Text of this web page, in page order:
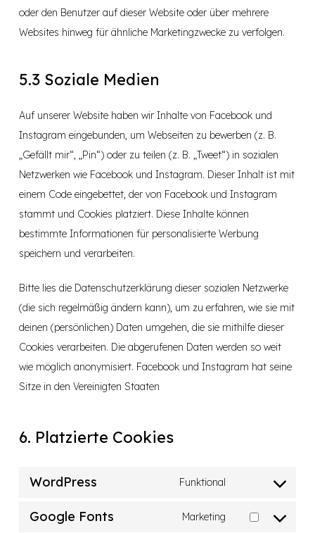
oder den Benutzer auf dieser Website oder über mehrere
Websites hinweg für ähnliche Marketingzwecke zu verfolgen.
5.3 Soziale Medien
Auf unserer Website haben wir Inhalte von Facebook und
Instagram eingebunden, um Webseiten zu bewerben (z. B.
„Gefällt mir“, „Pin“) oder zu teilen (z. B. „Tweet“) in sozialen
Netzwerken wie Facebook und Instagram. Dieser Inhalt ist mit
einem Code eingebettet, der von Facebook und Instagram
stammt und Cookies platziert. Diese Inhalte können
bestimmte Informationen für personalisierte Werbung
speichern und verarbeiten.
Bitte lies die Datenschutzerklärung dieser sozialen Netzwerke
(die sich regelmäßig ändern kann), um zu erfahren, wie sie mit
deinen (persönlichen) Daten umgehen, die sie mithilfe dieser
Cookies verarbeiten. Die abgerufenen Daten werden so weit
wie möglich anonymisiert. Facebook und Instagram hat seine
Sitze in den Vereinigten Staaten
6. Platzierte Cookies
WordPress Funktional
Google Fonts Marketing
Consent